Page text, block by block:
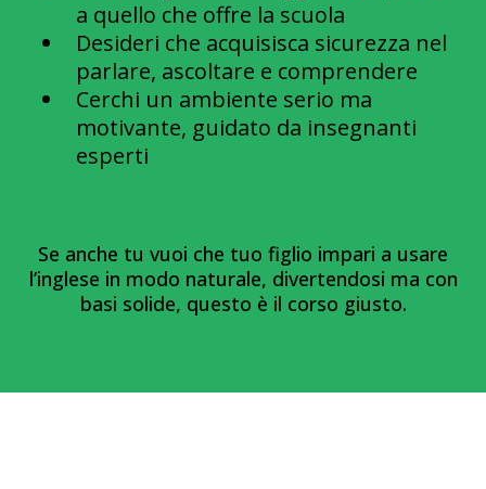
a quello che offre la scuola
Desideri che acquisisca sicurezza nel
parlare, ascoltare e comprendere
Cerchi un ambiente serio ma
motivante, guidato da insegnanti
esperti
Se anche tu vuoi che tuo figlio impari a usare
l’inglese in modo naturale, divertendosi ma con
basi solide, questo è il corso giusto.